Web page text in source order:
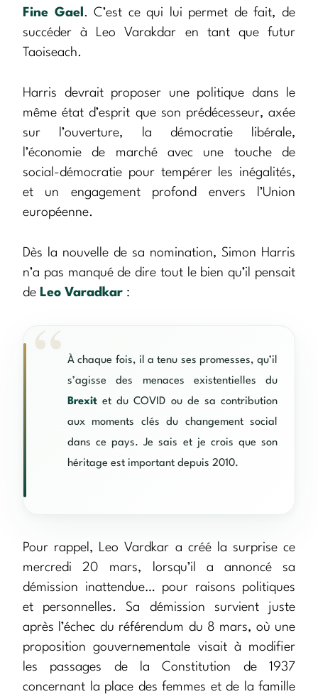
Fine Gael . C’est ce qui lui permet de fait, de
succéder à Leo Varakdar en tant que futur
Taoiseach.
Harris devrait proposer une politique dans le
même état d’esprit que son prédécesseur, axée
sur l’ouverture, la démocratie libérale,
l’économie de marché avec une touche de
social-démocratie pour tempérer les inégalités,
et un engagement profond envers l’Union
européenne.
Dès la nouvelle de sa nomination, Simon Harris
n’a pas manqué de dire tout le bien qu’il pensait
de Leo Varadkar :
À chaque fois, il a tenu ses promesses, qu’il
s’agisse des menaces existentielles du
Brexit et du COVID ou de sa contribution
aux moments clés du changement social
dans ce pays. Je sais et je crois que son
héritage est important depuis 2010.
Pour rappel, Leo Vardkar a créé la surprise ce
mercredi 20 mars, lorsqu’il a annoncé sa
démission inattendue… pour raisons politiques
et personnelles. Sa démission survient juste
après l’échec du référendum du 8 mars, où une
proposition gouvernementale visait à modifier
les passages de la Constitution de 1937
concernant la place des femmes et de la famille